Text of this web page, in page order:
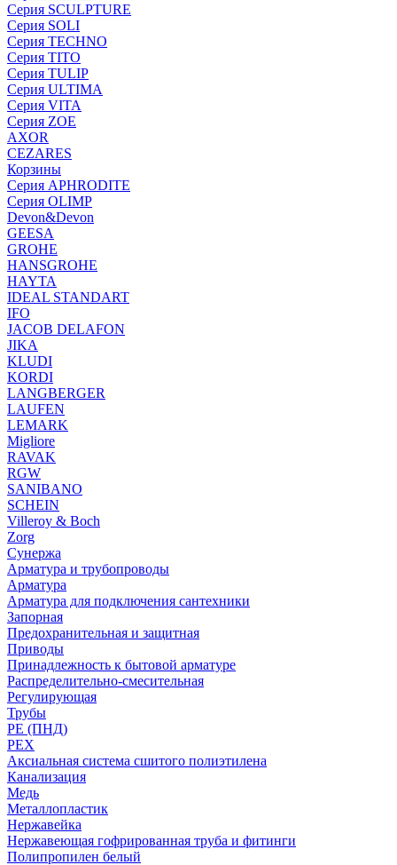
Серия SCULPTURE
Серия SOLI
Серия TECHNO
Серия TITO
Серия TULIP
Серия ULTIMA
Серия VITA
Серия ZOE
AXOR
CEZARES
Корзины
Серия APHRODITE
Серия OLIMP
Devon&Devon
GEESA
GROHE
HANSGROHE
HAYTA
IDEAL STANDART
IFO
JACOB DELAFON
JIKA
KLUDI
KORDI
LANGBERGER
LAUFEN
LEMARK
Migliore
RAVAK
RGW
SANIBANO
SCHEIN
Villeroy & Boch
Zorg
Сунержа
Арматура и трубопроводы
Арматура
Арматура для подключения сантехники
Запорная
Предохранительная и защитная
Приводы
Принадлежность к бытовой арматуре
Распределительно-смесительная
Регулирующая
Трубы
PE (ПНД)
PEX
Аксиальная система сшитого полиэтилена
Канализация
Медь
Металлопластик
Нержавейка
Нержавеющая гофрированная труба и фитинги
Полипропилен белый